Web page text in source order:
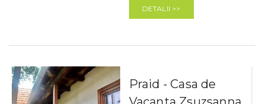
DETALII >>
Praid - Casa de